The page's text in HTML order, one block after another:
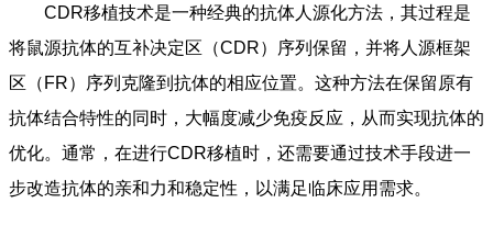
CDR移植技术是一种经典的抗体人源化方法，其过程是
将鼠源抗体的互补决定区（CDR）序列保留，并将人源框架
区（FR）序列克隆到抗体的相应位置。这种方法在保留原有
抗体结合特性的同时，大幅度减少免疫反应，从而实现抗体的
优化。通常，在进行CDR移植时，还需要通过技术手段进一
步改造抗体的亲和力和稳定性，以满足临床应用需求。